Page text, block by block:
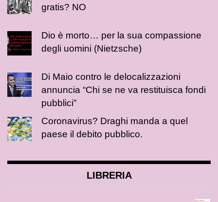
gratis? NO
Dio è morto… per la sua compassione
degli uomini (Nietzsche)
Di Maio contro le delocalizzazioni
annuncia “Chi se ne va restituisca fondi
pubblici”
Coronavirus? Draghi manda a quel
paese il debito pubblico.
LIBRERIA